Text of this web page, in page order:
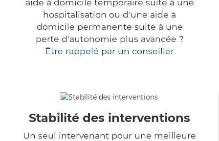
aide à domicile temporaire suite à une
hospitalisation ou d'une aide à
domicile permanente suite à une
perte d'autonomie plus avancée ?
Être rappelé par un conseiller
Stabilité des interventions
Un seul intervenant pour une meilleure